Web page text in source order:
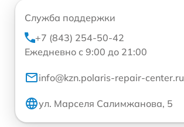
Служба поддержки
+7 (843) 254-50-42
Ежедневно с 9:00 до 21:00
info@kzn.polaris-repair-center.ru
ул. Марселя Салимжанова, 5